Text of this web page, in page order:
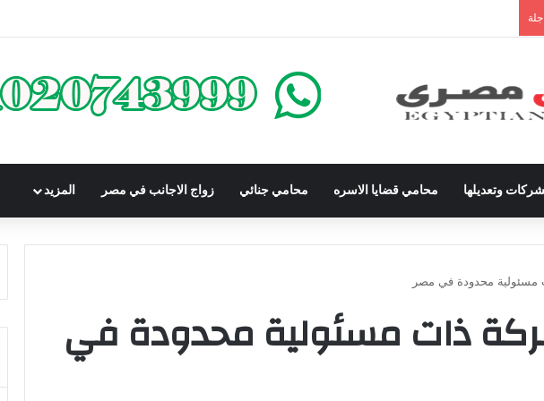
وتعديلها محامي قضايا الاسره محامي جنائي زواج الاجانب في مصر المزيد
محدودة في مصر
ذات مسئولية محدودة في